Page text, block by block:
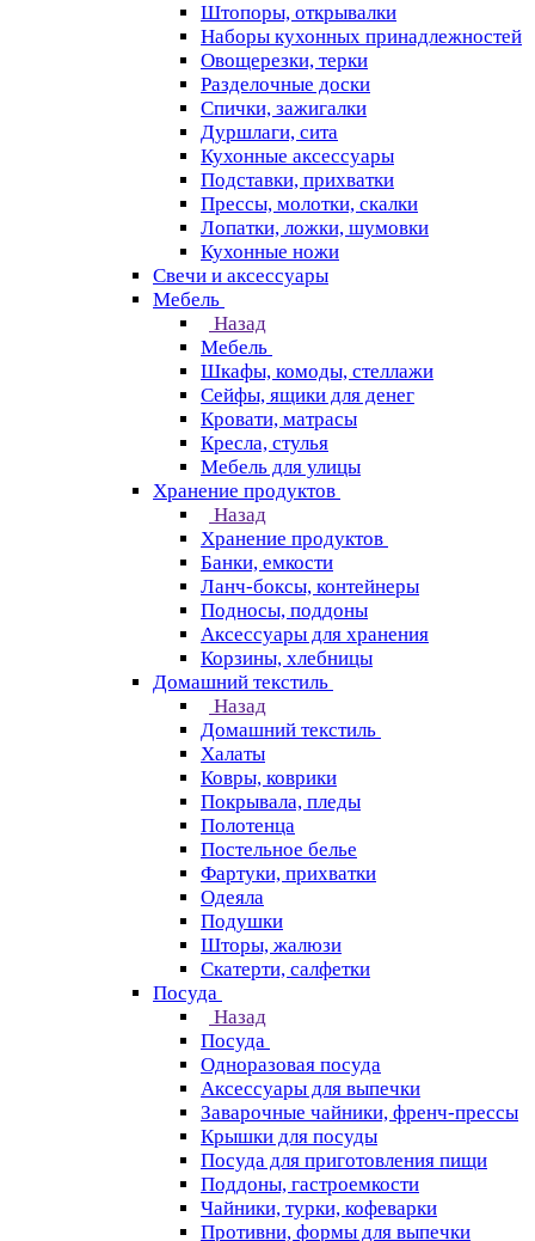
Штопоры, открывалки
Наборы кухонных принадлежностей
Овощерезки, терки
Разделочные доски
Спички, зажигалки
Дуршлаги, сита
Кухонные аксессуары
Подставки, прихватки
Прессы, молотки, скалки
Лопатки, ложки, шумовки
Кухонные ножи
Свечи и аксессуары
Мебель
Назад
Мебель
Шкафы, комоды, стеллажи
Сейфы, ящики для денег
Кровати, матрасы
Кресла, стулья
Мебель для улицы
Хранение продуктов
Назад
Хранение продуктов
Банки, емкости
Ланч-боксы, контейнеры
Подносы, поддоны
Аксессуары для хранения
Корзины, хлебницы
Домашний текстиль
Назад
Домашний текстиль
Халаты
Ковры, коврики
Покрывала, пледы
Полотенца
Постельное белье
Фартуки, прихватки
Одеяла
Подушки
Шторы, жалюзи
Скатерти, салфетки
Посуда
Назад
Посуда
Одноразовая посуда
Аксессуары для выпечки
Заварочные чайники, френч-прессы
Крышки для посуды
Посуда для приготовления пищи
Поддоны, гастроемкости
Чайники, турки, кофеварки
Противни, формы для выпечки